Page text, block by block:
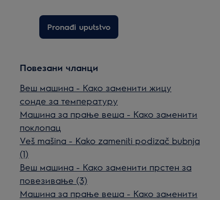
Pronađi uputstvo
Повезани чланци
Веш машина - Како заменити жицу
сонде за температуру
Машина за прање веша - Како заменити
поклопац
Veš mašina - Kako zameniti podizač bubnja
(1)
Веш машина - Како заменити прстен за
повезивање (3)
Машина за прање веша - Како заменити